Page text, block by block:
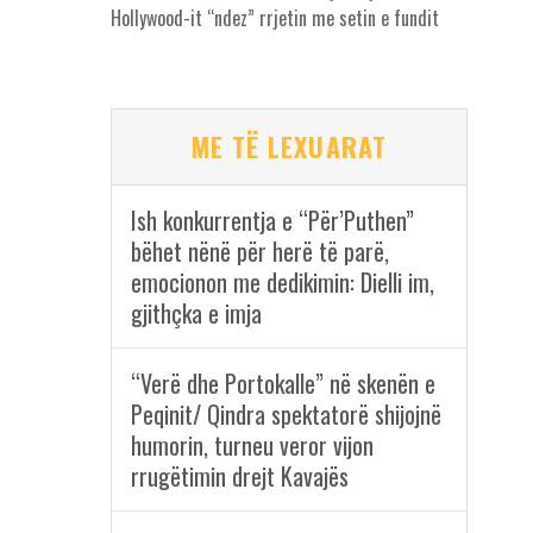
Hollywood-it “ndez” rrjetin me setin e fundit
ME TË LEXUARAT
Ish konkurrentja e “Për’Puthen”
bëhet nënë për herë të parë,
emocionon me dedikimin: Dielli im,
gjithçka e imja
“Verë dhe Portokalle” në skenën e
Peqinit/ Qindra spektatorë shijojnë
humorin, turneu veror vijon
rrugëtimin drejt Kavajës